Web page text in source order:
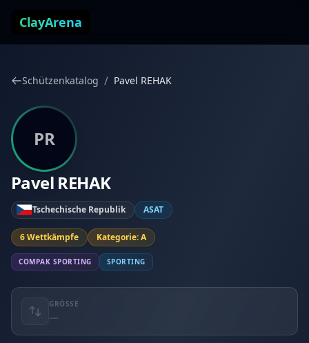
ClayArena
Schützenkatalog / Pavel REHAK
PR
Pavel REHAK
Tschechische Republik ASAT
6 Wettkämpfe Kategorie: A
COMPAK SPORTING SPORTING
GRÖSSE
—